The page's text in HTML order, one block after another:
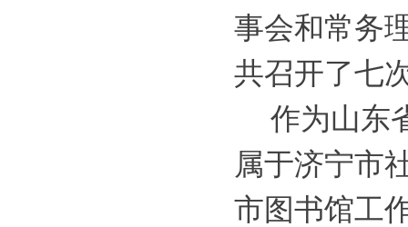
事会和常务
共召开了七
作为山东
属于济宁市
市图书馆工